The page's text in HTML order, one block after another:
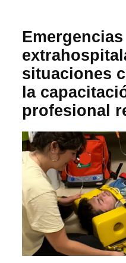
Emergencias
situaciones
la
profesional